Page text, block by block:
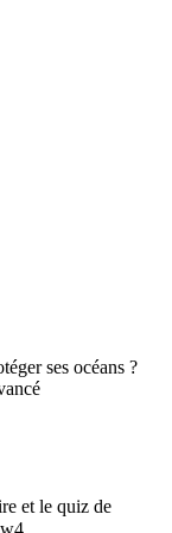
ses océans ?
et le quiz de